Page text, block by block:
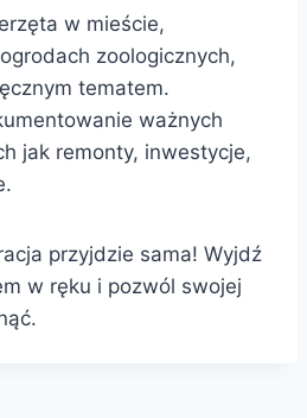
w mieście,
zoologicznych,
tematem.
ważnych
jak remonty, inwestycje,
przyjdzie sama! Wyjdź
w ręku i pozwól swojej